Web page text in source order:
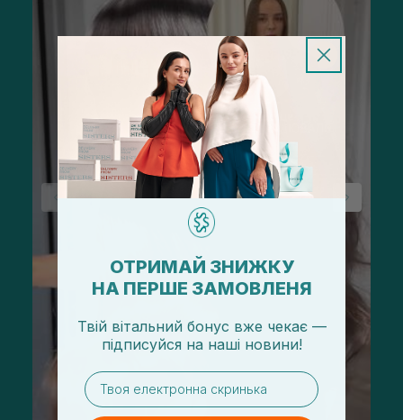
ОТРИМАЙ ЗНИЖКУ
НА ПЕРШЕ ЗАМОВЛЕНЯ
Твій вітальний бонус вже чекає —
підписуйся на наші новини!
email